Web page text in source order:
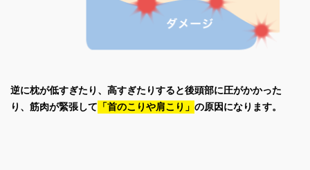
逆に枕が低すぎたり、高すぎたりすると後頭部に圧がかかった
り、筋肉が緊張して 「首のこりや肩こり」 の原因になります。